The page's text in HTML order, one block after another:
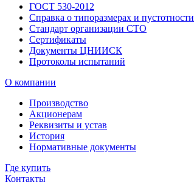
ГОСТ 530-2012
Справка о типоразмерах и пустотности
Стандарт организации СТО
Сертификаты
Документы ЦНИИСК
Протоколы испытаний
О компании
Производство
Акционерам
Реквизиты и устав
История
Нормативные документы
Где купить
Контакты